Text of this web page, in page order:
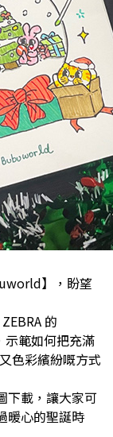
】，盼望
的
示範如何把充滿
色彩繽紛嘅方式
下載，讓大家可
暖心的聖誕時